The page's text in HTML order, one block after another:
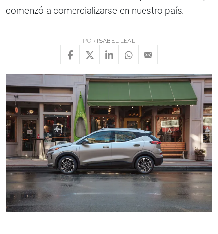
comenzó a comercializarse en nuestro país.
POR ISABEL LEAL